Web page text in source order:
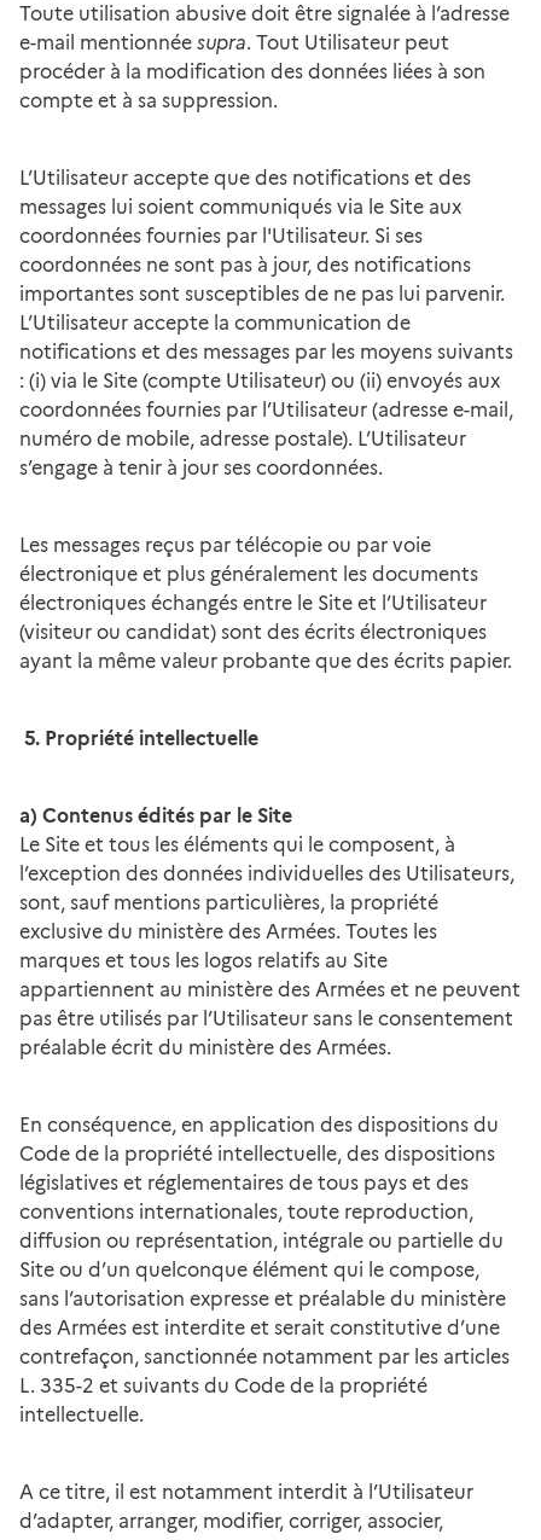
Toute utilisation abusive doit être signalée à l’adresse
e-mail mentionnée supra. Tout Utilisateur peut
procéder à la modification des données liées à son
compte et à sa suppression.
L’Utilisateur accepte que des notifications et des
messages lui soient communiqués via le Site aux
coordonnées fournies par l'Utilisateur. Si ses
coordonnées ne sont pas à jour, des notifications
importantes sont susceptibles de ne pas lui parvenir.
L’Utilisateur accepte la communication de
notifications et des messages par les moyens suivants
: (i) via le Site (compte Utilisateur) ou (ii) envoyés aux
coordonnées fournies par l’Utilisateur (adresse e-mail,
numéro de mobile, adresse postale). L’Utilisateur
s’engage à tenir à jour ses coordonnées.
Les messages reçus par télécopie ou par voie
électronique et plus généralement les documents
électroniques échangés entre le Site et l’Utilisateur
(visiteur ou candidat) sont des écrits électroniques
ayant la même valeur probante que des écrits papier.
5. Propriété intellectuelle
a) Contenus édités par le Site
Le Site et tous les éléments qui le composent, à
l’exception des données individuelles des Utilisateurs,
sont, sauf mentions particulières, la propriété
exclusive du ministère des Armées. Toutes les
marques et tous les logos relatifs au Site
appartiennent au ministère des Armées et ne peuvent
pas être utilisés par l’Utilisateur sans le consentement
préalable écrit du ministère des Armées.
En conséquence, en application des dispositions du
Code de la propriété intellectuelle, des dispositions
législatives et réglementaires de tous pays et des
conventions internationales, toute reproduction,
diffusion ou représentation, intégrale ou partielle du
Site ou d’un quelconque élément qui le compose,
sans l’autorisation expresse et préalable du ministère
des Armées est interdite et serait constitutive d’une
contrefaçon, sanctionnée notamment par les articles
L. 335-2 et suivants du Code de la propriété
intellectuelle.
A ce titre, il est notamment interdit à l’Utilisateur
d’adapter, arranger, modifier, corriger, associer,